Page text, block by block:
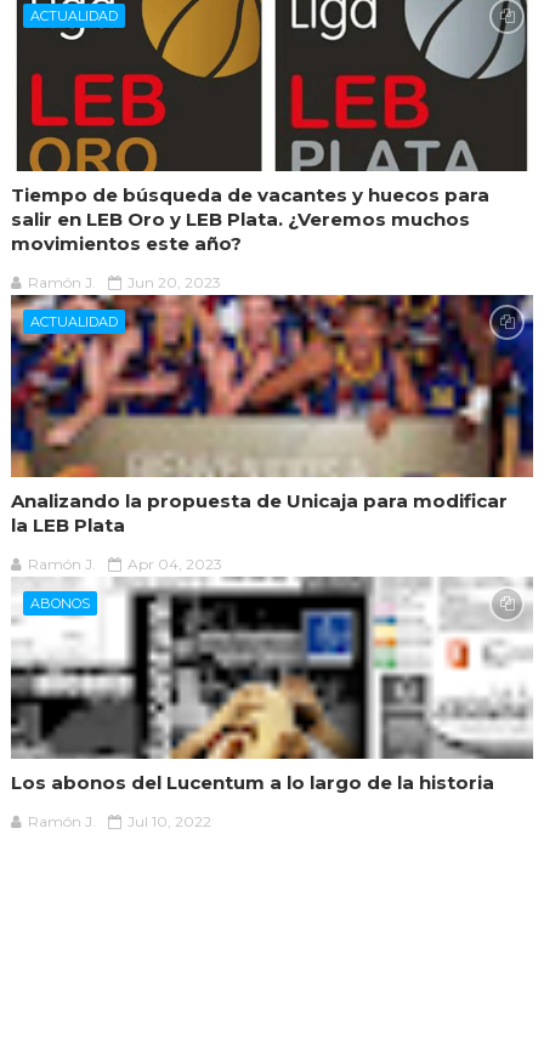
ACTUALIDAD
Tiempo de búsqueda de vacantes y huecos para
salir en LEB Oro y LEB Plata. ¿Veremos muchos
movimientos este año?
Ramón J. Jun 20, 2023
ACTUALIDAD
Analizando la propuesta de Unicaja para modificar
la LEB Plata
Ramón J. Apr 04, 2023
ABONOS
Los abonos del Lucentum a lo largo de la historia
Ramón J. Jul 10, 2022